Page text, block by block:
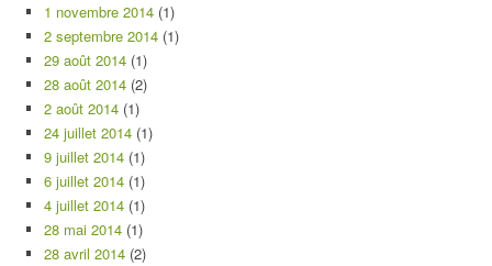
1 novembre 2014 (1)
2 septembre 2014 (1)
29 août 2014 (1)
28 août 2014 (2)
2 août 2014 (1)
24 juillet 2014 (1)
9 juillet 2014 (1)
6 juillet 2014 (1)
4 juillet 2014 (1)
28 mai 2014 (1)
28 avril 2014 (2)